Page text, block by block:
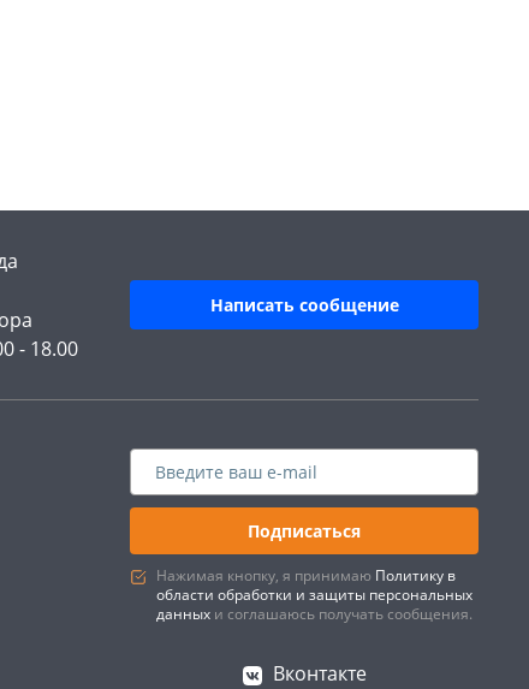
- 18.00
Написать сообщение
Подписаться
Нажимая кнопку, я принимаю Политику в
области обработки и защиты персональных
данных и соглашаюсь получать сообщения.
Вконтакте